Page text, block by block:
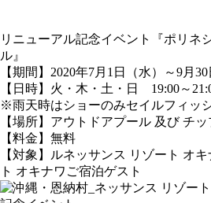
リニューアル記念イベント『ポリネ
ル』
【期間】2020年7月1日（水）～9月30
【日時】火・木・土・日 19:00～
※雨天時はショーのみセイルフィッ
【場所】アウトドアプール 及び チ
【料金】無料
【対象】ルネッサンス リゾート オ
ト オキナワご宿泊ゲスト